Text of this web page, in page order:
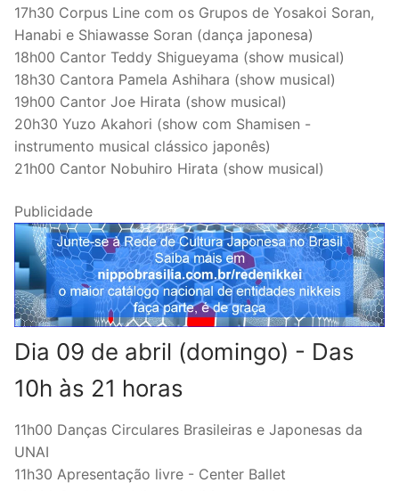
17h30 Corpus Line com os Grupos de Yosakoi Soran,
Hanabi e Shiawasse Soran (dança japonesa)
18h00 Cantor Teddy Shigueyama (show musical)
18h30 Cantora Pamela Ashihara (show musical)
19h00 Cantor Joe Hirata (show musical)
20h30 Yuzo Akahori (show com Shamisen -
instrumento musical clássico japonês)
21h00 Cantor Nobuhiro Hirata (show musical)
Publicidade
Dia 09 de abril (domingo) - Das
10h às 21 horas
11h00 Danças Circulares Brasileiras e Japonesas da
UNAI
11h30 Apresentação livre - Center Ballet